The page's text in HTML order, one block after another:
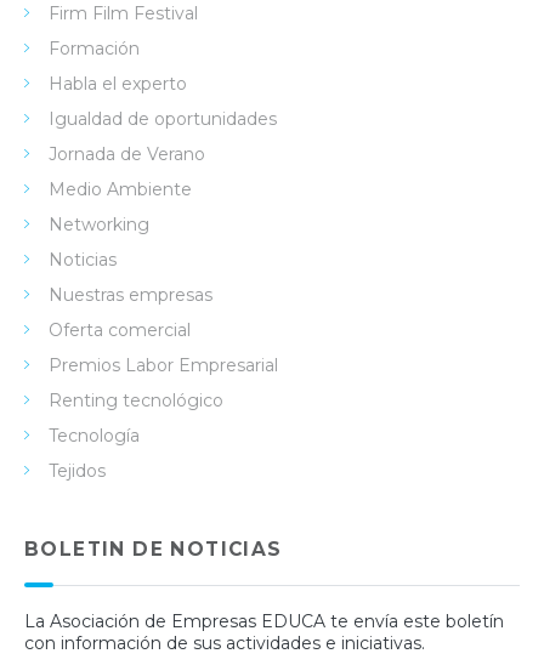
Firm Film Festival
Formación
Habla el experto
Igualdad de oportunidades
Jornada de Verano
Medio Ambiente
Networking
Noticias
Nuestras empresas
Oferta comercial
Premios Labor Empresarial
Renting tecnológico
Tecnología
Tejidos
BOLETIN DE NOTICIAS
La Asociación de Empresas EDUCA te envía este boletín
con información de sus actividades e iniciativas.